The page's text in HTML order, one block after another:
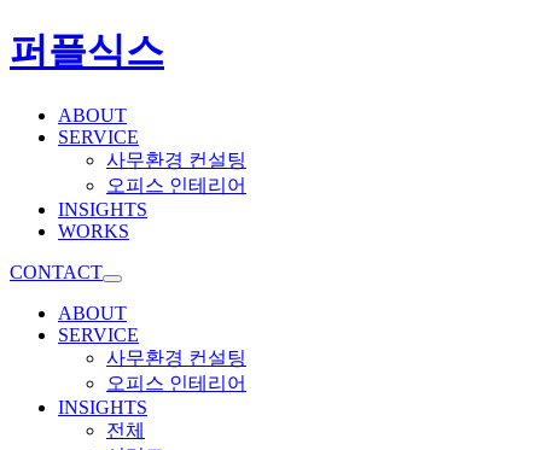
퍼플식스
ABOUT
SERVICE
사무환경 컨설팅
오피스 인테리어
INSIGHTS
WORKS
CONTACT
ABOUT
SERVICE
사무환경 컨설팅
오피스 인테리어
INSIGHTS
전체